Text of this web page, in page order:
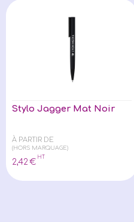
Stylo Jagger Mat Noir
À PARTIR DE
(HORS MARQUAGE)
2,42 €
HT